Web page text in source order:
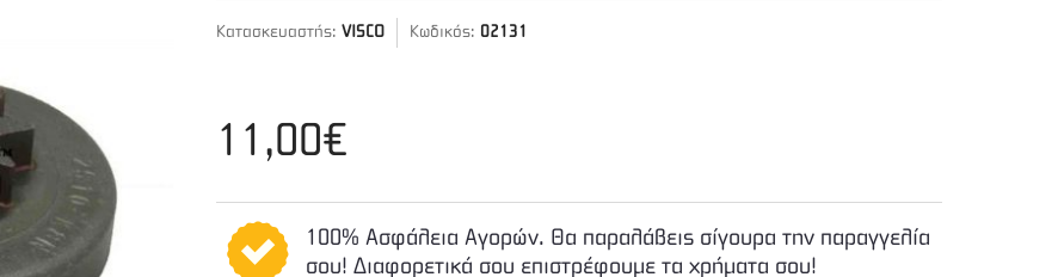
Κατασκευαστής: VISCO Κωδικός: 02131
11,00€
100% Ασφάλεια Αγορών. Θα παραλάβεις σίγουρα την παραγγελία
σου! Διαφορετικά σου επιστρέφουμε τα χρήματα σου!